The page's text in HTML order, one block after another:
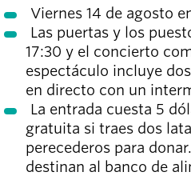
Pool
schedule
Court
schedules
Viernes 14 de agosto
Las puertas y los
17:30 y el concierto
espectáculo incluye
en directo con un
La entrada cuesta 5
gratuita si traes dos
perecederos para
destinan al banco de